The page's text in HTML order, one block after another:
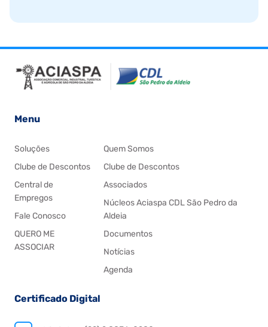
Menu
Soluções
Clube de Descontos
Central de
Empregos
Fale Conosco
QUERO ME
ASSOCIAR
Quem Somos
Clube de Descontos
Associados
Núcleos Aciaspa CDL São Pedro da
Aldeia
Documentos
Notícias
Agenda
Certificado Digital